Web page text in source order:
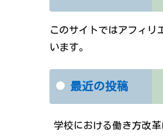
このサイトではアフィリ
います。
最近の投稿
学校における働き方改